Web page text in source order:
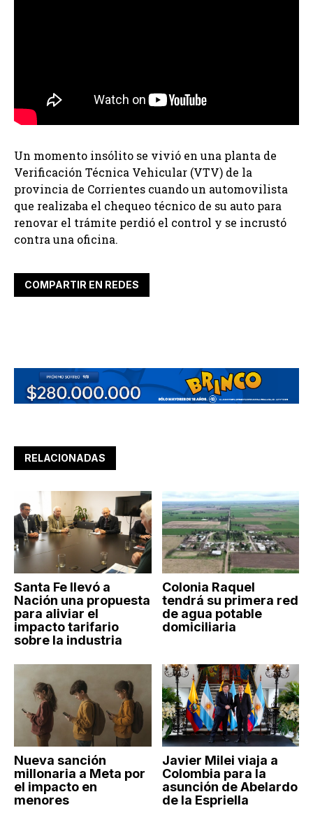
Un momento insólito se vivió en una planta de
Verificación Técnica Vehicular (VTV) de la
provincia de Corrientes cuando un automovilista
que realizaba el chequeo técnico de su auto para
renovar el trámite perdió el control y se incrustó
contra una oficina.
COMPARTIR EN REDES
RELACIONADAS
Santa Fe llevó a
Nación una propuesta
para aliviar el
impacto tarifario
sobre la industria
Colonia Raquel
tendrá su primera red
de agua potable
domiciliaria
Nueva sanción
millonaria a Meta por
el impacto en
menores
Javier Milei viaja a
Colombia para la
asunción de Abelardo
de la Espriella